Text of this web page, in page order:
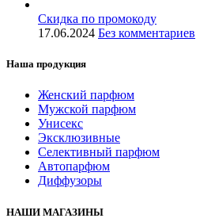
Скидка по промокоду
17.06.2024 Без комментариев
Наша продукция
Женский парфюм
Мужской парфюм
Унисекс
Эксклюзивные
Селективный парфюм
Автопарфюм
Диффузоры
НАШИ МАГАЗИНЫ